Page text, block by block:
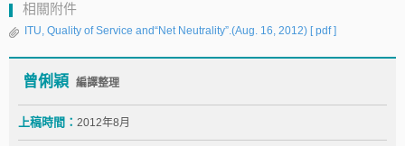
相關附件
ITU, Quality of Service and“Net Neutrality”.(Aug. 16, 2012) [ pdf ]
曾俐穎 編譯整理
上稿時間： 2012年8月